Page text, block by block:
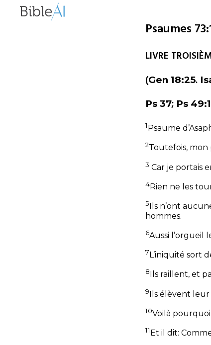
Psaumes
LIVRE
(Gen 18:25.
Ps 37; Ps 49:1
1 Psaume
2Toutefois, mon
3 Car je portais
4Rien ne les
5 Ils n’ont
hommes.
6Aussi l’orgueil
7 L’iniquité sort
8 Ils raillent, et
9Ils élèvent leur
10Voilà
11 Et il dit: